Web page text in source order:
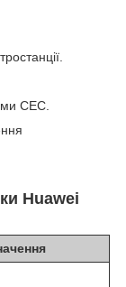
СЕС.
Huawei